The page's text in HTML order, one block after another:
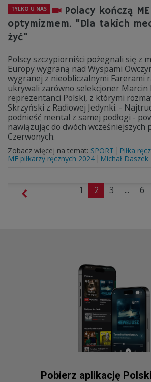
TYLKO U NAS
Polacy kończą
optymizmem. "Dla takich
żyć"
Polscy szczypiorniści pożegnali się z
Europy wygraną nad Wyspami
wygranej z nieobliczalnymi Farerami
ukrywali zarówno selekcjoner Marcin
reprezentanci Polski, z którymi
Skrzyński z Radiowej Jedynki. -
podnieść mental z samej podłogi -
nawiązując do dwóch wcześniejszych
Czerwonych.
Zobacz więcej na temat: SPORT
Piłka
ME piłkarzy ręcznych 2024
Michał Daszek
1 2 3 ... 6
Pobierz aplikację